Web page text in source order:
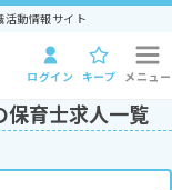
活動情報サイト
ログイン キープ メニュー
保育士求人一覧